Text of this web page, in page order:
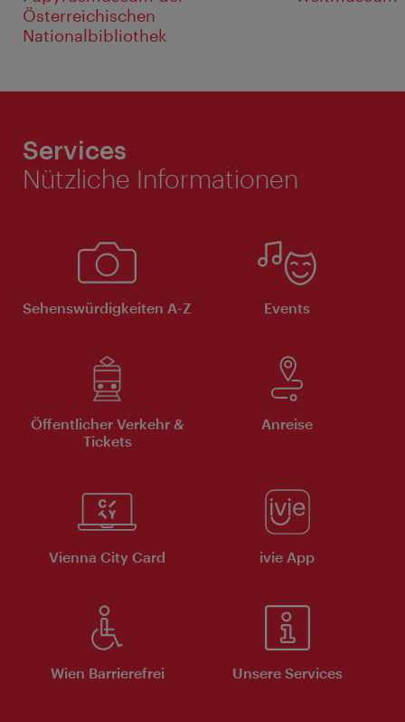
Österreichischen
Nationalbibliothek
Services
Nützliche Informationen
Sehenswürdigkeiten A-Z Events
Öffentlicher Verkehr &
Tickets
Anreise
Vienna City Card ivie App
Wien Barrierefrei Unsere Services